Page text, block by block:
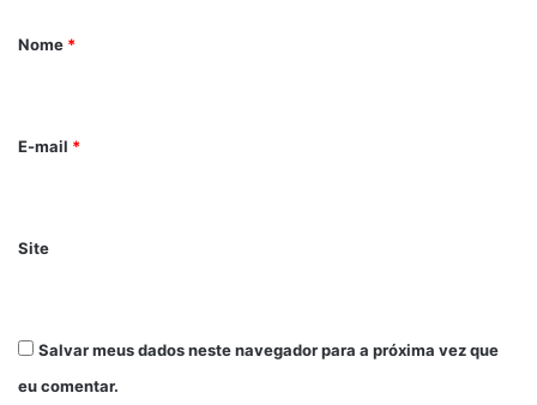
r
*
Nome *
E-mail *
Site
Salvar meus dados neste navegador para a próxima vez que
eu comentar.